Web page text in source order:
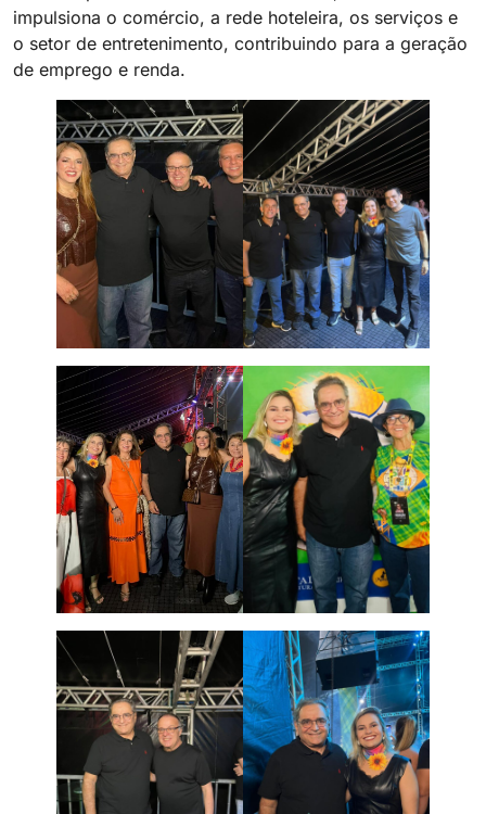
impulsiona o comércio, a rede hoteleira, os serviços e
o setor de entretenimento, contribuindo para a geração
de emprego e renda.